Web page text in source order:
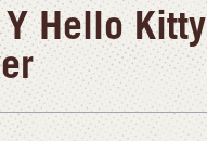
Hello Kitty